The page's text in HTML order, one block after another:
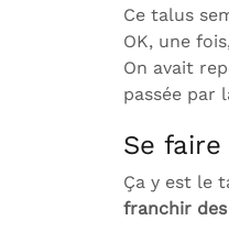
Ce talus
OK, une
On avait
passée par
Se
Ça y est le
franchir